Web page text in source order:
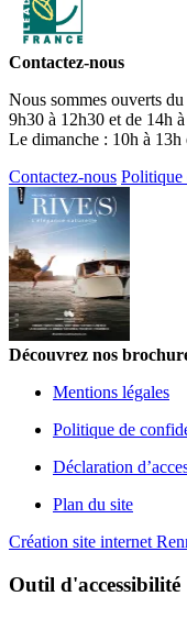
Contactez-nous
Nous sommes ouverts
9h30 à 12h30 et de 14h
Le dimanche : 10h à 13h
Contactez-nous Politique
Découvrez nos
Mentions légales
Politique de
Déclaration
Plan du site
Création site internet
Outil d'accessibilité